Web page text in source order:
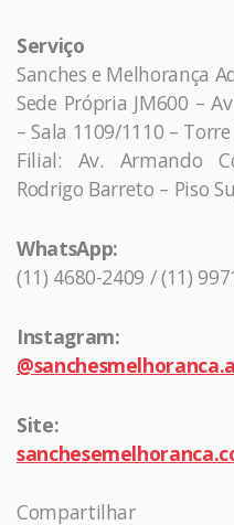
Serviço
Sanches e Melhorança
Sede Própria JM600 –
– Sala 1109/1110 – Torre
Filial: Av. Armando
Rodrigo Barreto – Piso
WhatsApp:
(11) 4680-2409 / (11)
Instagram:
Site:
Compartilhar